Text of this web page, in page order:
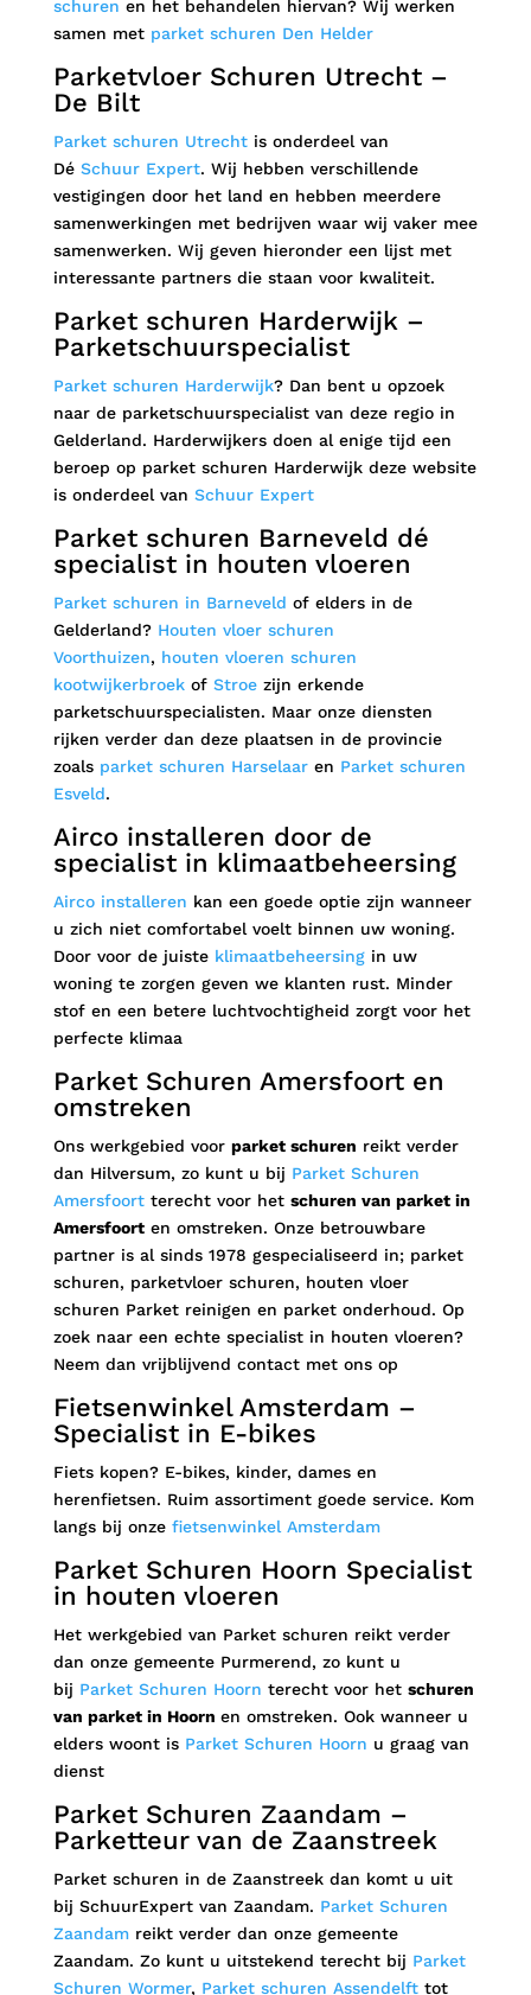
schuren en het behandelen hiervan? Wij werken
samen met parket schuren Den Helder
Parketvloer Schuren Utrecht –
De Bilt
Parket schuren Utrechtis onderdeel van
Dé Schuur Expert. Wij hebben verschillende
vestigingen door het land en hebben meerdere
samenwerkingen met bedrijven waar wij vaker mee
samenwerken. Wij geven hieronder een lijst met
interessante partners die staan voor kwaliteit.
Parket schuren Harderwijk –
Parketschuurspecialist
Parket schuren Harderwijk? Dan bent u opzoek
naar de parketschuurspecialist van deze regio in
Gelderland. Harderwijkers doen al enige tijd een
beroep op parket schuren Harderwijk deze website
is onderdeel van Schuur Expert
Parket schuren Barneveld dé
specialist in houten vloeren
Parket schuren in Barneveld of elders in de
Gelderland? Houten vloer schuren
Voorthuizen, houten vloeren schuren
kootwijkerbroekof Stroezijn erkende
parketschuurspecialisten. Maar onze diensten
rijken verder dan deze plaatsen in de provincie
zoals parket schuren Harselaaren Parket schuren
Esveld.
Airco installeren door de
specialist in klimaatbeheersing
Airco installeren kan een goede optie zijn wanneer
u zich niet comfortabel voelt binnen uw woning.
Door voor de juiste klimaatbeheersingin uw
woning te zorgen geven we klanten rust. Minder
stof en een betere luchtvochtigheid zorgt voor het
perfecte klimaa
Parket Schuren Amersfoort en
omstreken
Ons werkgebied voor parket schuren reikt verder
dan Hilversum, zo kunt u bij Parket Schuren
Amersfoortterecht voor het schuren van parket in
Amersfoorten omstreken. Onze betrouwbare
partner is al sinds 1978 gespecialiseerd in; parket
schuren, parketvloer schuren, houten vloer
schuren Parket reinigen en parket onderhoud. Op
zoek naar een echte specialist in houten vloeren?
Neem dan vrijblijvend contact met ons op
Fietsenwinkel Amsterdam –
Specialist in E-bikes
Fiets kopen? E-bikes, kinder, dames en
herenfietsen. Ruim assortiment goede service. Kom
langs bij onze fietsenwinkel Amsterdam
Parket Schuren Hoorn Specialist
in houten vloeren
Het werkgebied van Parket schuren reikt verder
dan onze gemeente Purmerend, zo kunt u
bij Parket Schuren Hoorn terecht voor het schuren
van parket in Hoorn en omstreken. Ook wanneer u
elders woont is Parket Schuren Hoorn u graag van
dienst
Parket Schuren Zaandam –
Parketteur van de Zaanstreek
Parket schuren in de Zaanstreek dan komt u uit
bij SchuurExpert van Zaandam. Parket Schuren
Zaandamreikt verder dan onze gemeente
Zaandam. Zo kunt u uitstekend terecht bij Parket
Schuren Wormer, Parket schuren Assendelfttot